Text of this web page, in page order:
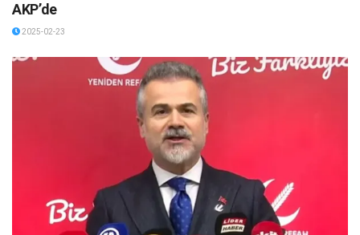
AKP’de
2025-02-23